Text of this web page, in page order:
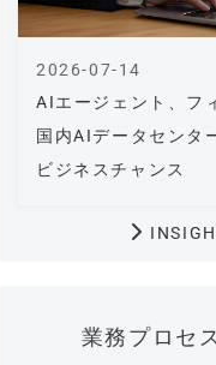
AIエージェント、フ
国内AIデータセンタ
ビジネスチャンス
2026-07-14
業務プロセ